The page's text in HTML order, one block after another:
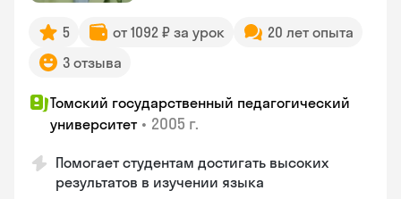
5 от 1092 ₽ за урок
20 лет опыта
3 отзыва
Томский государственный педагогический
университет • 2005 г.
Помогает студентам достигать высоких
результатов в изучении языка